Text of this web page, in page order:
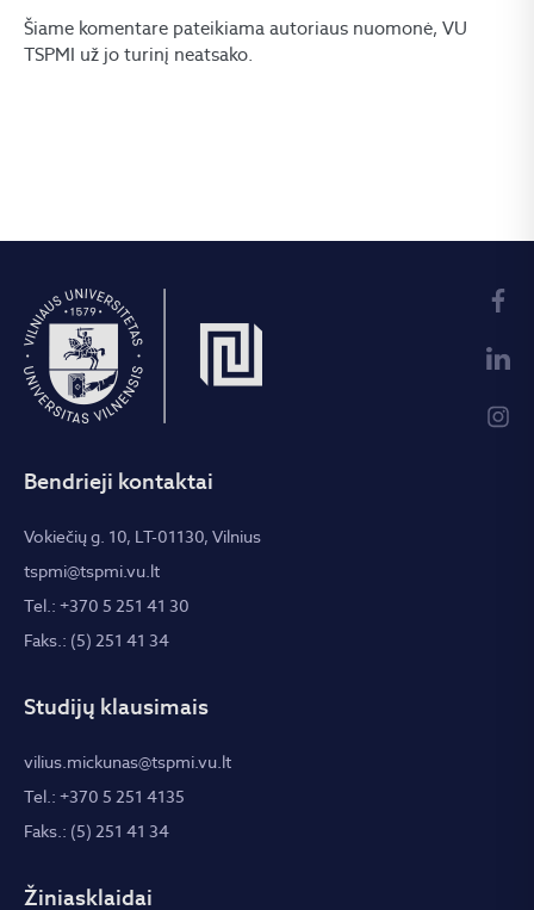
Šiame komentare pateikiama autoriaus nuomonė, VU
TSPMI už jo turinį neatsako.
Bendrieji kontaktai
Vokiečių g. 10, LT-01130, Vilnius
tspmi@tspmi.vu.lt
Tel.: +370 5 251 41 30
Faks.: (5) 251 41 34
Studijų klausimais
vilius.mickunas@tspmi.vu.lt
Tel.: +370 5 251 4135
Faks.: (5) 251 41 34
Žiniasklaidai